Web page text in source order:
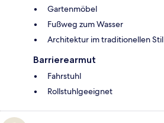
Gartenmöbel
Fußweg zum Wasser
Architektur im traditionellen Stil
Barrierearmut
Fahrstuhl
Rollstuhlgeeignet